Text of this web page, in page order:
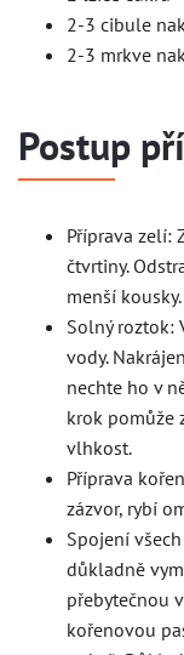
2-3 cibule
2-3 mrkve
Postup
Příprava zelí:
čtvrtiny.
menší kousky.
Solný roztok:
vody.
nechte ho v
krok pomůže
vlhkost.
Příprava
zázvor, rybí
Spojení
důkladně
přebytečnou
kořenovou